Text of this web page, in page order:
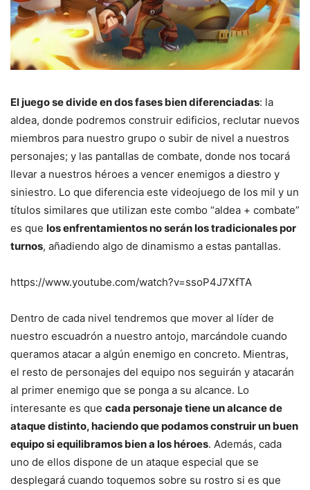
El juego se divide en dos fases bien diferenciadas: la
aldea, donde podremos construir edificios, reclutar nuevos
miembros para nuestro grupo o subir de nivel a nuestros
personajes; y las pantallas de combate, donde nos tocará
llevar a nuestros héroes a vencer enemigos a diestro y
siniestro. Lo que diferencia este videojuego de los mil y un
títulos similares que utilizan este combo “aldea + combate”
es que los enfrentamientos no serán los tradicionales por
turnos, añadiendo algo de dinamismo a estas pantallas.
https://www.youtube.com/watch?v=ssoP4J7XfTA
Dentro de cada nivel tendremos que mover al líder de
nuestro escuadrón a nuestro antojo, marcándole cuando
queramos atacar a algún enemigo en concreto. Mientras,
el resto de personajes del equipo nos seguirán y atacarán
al primer enemigo que se ponga a su alcance. Lo
interesante es que cada personaje tiene un alcance de
ataque distinto, haciendo que podamos construir un buen
equipo si equilibramos bien a los héroes. Además, cada
uno de ellos dispone de un ataque especial que se
desplegará cuando toquemos sobre su rostro si es que